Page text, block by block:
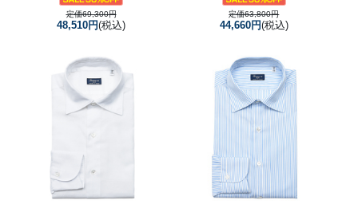
定価69,300円
48,510円(税込)
定価63,800円
44,660円(税込)